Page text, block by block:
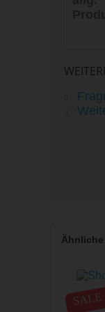
SALE